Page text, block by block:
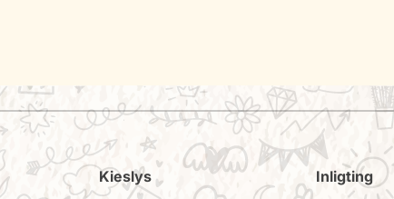
Kieslys Inligting